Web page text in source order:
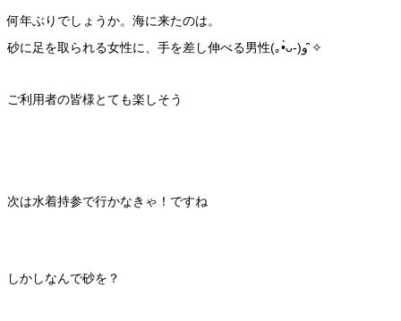
何年ぶりでしょうか。海に来たのは。
砂に足を取られる女性に、手を差し伸べる男性(｡•̀ᴗ-)و ̑̑✧
ご利用者の皆様とても楽しそう
次は水着持参で行かなきゃ！ですね
しかしなんで砂を？